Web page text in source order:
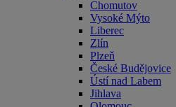
Chomutov
Vysoké Mýto
Liberec
Zlín
Plzeň
České Budějovice
Ústí nad Labem
Jihlava